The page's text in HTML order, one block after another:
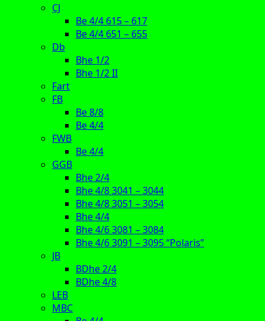
CJ
Be 4/4 615 – 617
Be 4/4 651 – 655
Db
Bhe 1/2
Bhe 1/2 II
Fart
FB
Be 8/8
Be 4/4
FWB
Be 4/4
GGB
Bhe 2/4
Bhe 4/8 3041 – 3044
Bhe 4/8 3051 – 3054
Bhe 4/4
Bhe 4/6 3081 – 3084
Bhe 4/6 3091 – 3095 “Polaris”
JB
BDhe 2/4
BDhe 4/8
LEB
MBC